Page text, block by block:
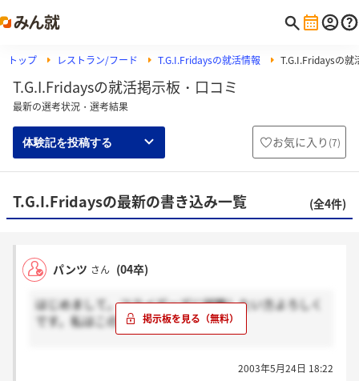
トップ レストラン/フード T.G.I.Fridaysの就活情報 T.G.I.Fridaysの就
T.G.I.Fridaysの就活掲示板・口コミ
最新の選考状況・選考結果
体験記を投稿する お気に入り (7)
T.G.I.Fridaysの最新の書き込み一覧 (全4件)
パンツ さん (04卒)
はじめまして。フライデーズに就職したい方よろしく
です。私はこの前内定しました。
説明ですよ。パワーポイントで色々な説明がありま
2003年5月24日 18:22